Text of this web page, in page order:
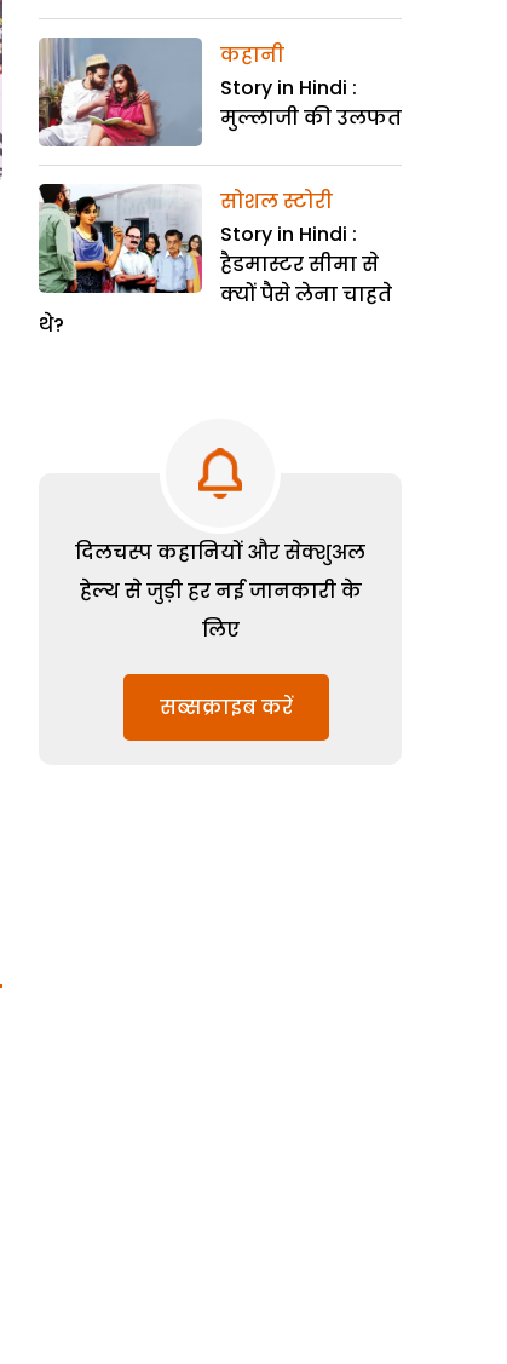
कहानी
Story in Hindi :
मुल्लाजी की उलफत
सोशल स्टोरी
Story in Hindi :
हैडमास्टर सीमा से
क्यों पैसे लेना चाहते
थे?
दिलचस्प कहानियों और सेक्शुअल
हेल्थ से जुड़ी हर नई जानकारी के
लिए
सब्सक्राइब करें